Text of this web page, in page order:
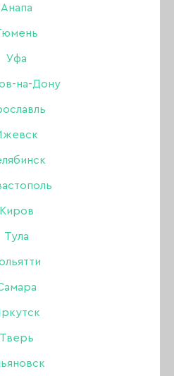
Анапа
Уфа
на-Дону
Киров
Тула
Тверь
магазине